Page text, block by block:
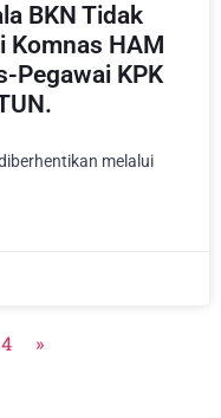
BKN Tidak
Komnas HAM
Pegawai KPK
melalui
4 »